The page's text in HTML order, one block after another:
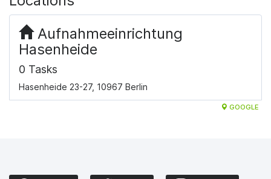
Aufnahmeeinrichtung
Hasenheide
0 Tasks
Hasenheide 23-27, 10967 Berlin
GOOGLE